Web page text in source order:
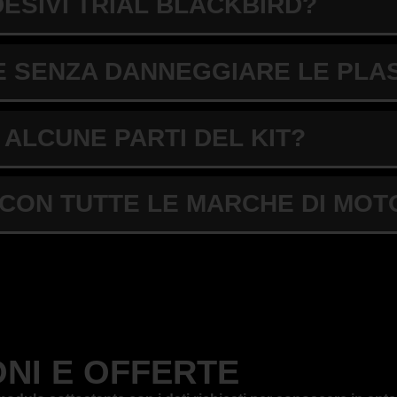
agenti atmosferici e
SENZA DANNEGGIARE LE
PARTI DEL KIT?
TUTTE LE MARCHE DI
E OFFERTE